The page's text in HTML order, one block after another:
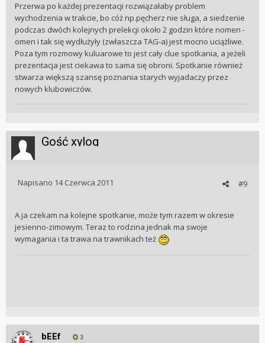
Przerwa po każdej prezentacji rozwiązałaby problem
wychodzenia w trakcie, bo cóż np.pęcherz nie sługa, a siedzenie
podczas dwóch kolejnych prelekcji około 2 godzin które nomen -
omen i tak się wydłużyły (zwłaszcza TAG-a) jest mocno uciążliwe.
Poza tym rozmowy kuluarowe to jest cały clue spotkania, a jeżeli
prezentacja jest ciekawa to sama się obroni. Spotkanie również
stwarza większą szansę poznania starych wyjadaczy przez
nowych klubowiczów.
Gość xylog
#9
Napisano 14 Czerwca 2011
A ja czekam na kolejne spotkanie, może tym razem w okresie
jesienno-zimowym. Teraz to rodzina jednak ma swoje
wymagania i ta trawa na trawnikach też
bEEf 3